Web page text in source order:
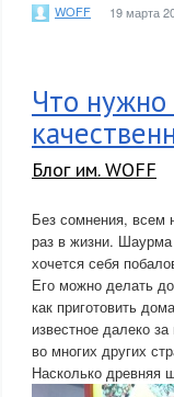
WOFF 19 марта
Что нужно
Блог им. WOFF
Без сомнения, всем
раз в жизни.
хочется себя
Его можно делать
как приготовить
известное далеко
во многих других
Насколько древняя